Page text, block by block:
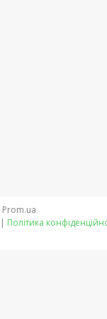
Prom.ua
| Політика